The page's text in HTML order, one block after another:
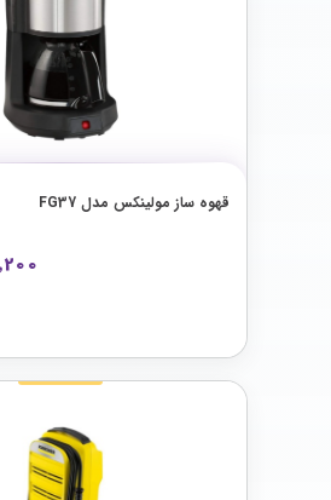
قهوه‌ ساز مولینکس مدل FG37